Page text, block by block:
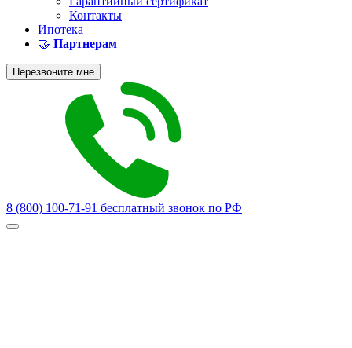
Контакты
Ипотека
🤝 Партнерам
Перезвоните мне
8 (800) 100-71-91 бесплатный звонок по РФ